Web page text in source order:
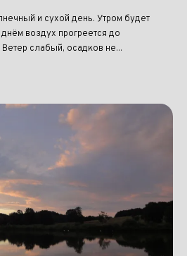
и сухой день. Утром будет
воздух прогреется до
слабый, осадков не...